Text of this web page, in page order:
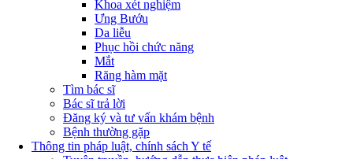
Khoa xét nghiệm
Ưng Bướu
Da liễu
Phục hồi chức năng
Mắt
Răng hàm mặt
Tìm bác sĩ
Bác sĩ trả lời
Đăng ký và tư vấn khám bệnh
Bệnh thường gặp
Thông tin pháp luật, chính sách Y tế